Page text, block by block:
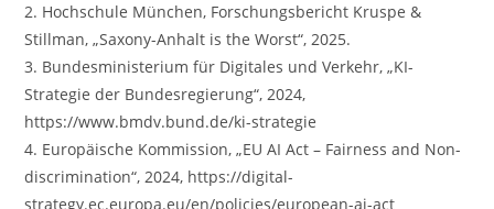
2. Hochschule München, Forschungsbericht Kruspe &
Stillman, „Saxony-Anhalt is the Worst“, 2025.
3. Bundesministerium für Digitales und Verkehr, „KI-
Strategie der Bundesregierung“, 2024,
https://www.bmdv.bund.de/ki-strategie
4. Europäische Kommission, „EU AI Act – Fairness and Non-
discrimination“, 2024, https://digital-
strategy.ec.europa.eu/en/policies/european-ai-act